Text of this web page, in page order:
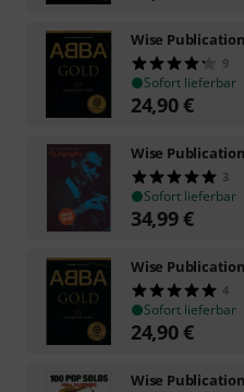
Wise
9
Sofort lieferbar
24,90€
Wise
3
Sofort lieferbar
34,99€
Wise
4
Sofort lieferbar
24,90€
Wise